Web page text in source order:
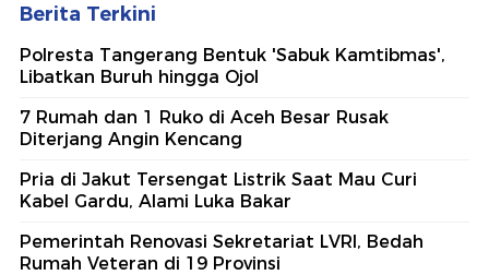
Berita Terkini
Polresta Tangerang Bentuk 'Sabuk Kamtibmas',
Libatkan Buruh hingga Ojol
7 Rumah dan 1 Ruko di Aceh Besar Rusak
Diterjang Angin Kencang
Pria di Jakut Tersengat Listrik Saat Mau Curi
Kabel Gardu, Alami Luka Bakar
Pemerintah Renovasi Sekretariat LVRI, Bedah
Rumah Veteran di 19 Provinsi